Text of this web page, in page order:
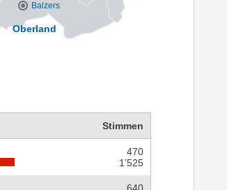
Balzers
Oberland
Stimmen
470
1’525